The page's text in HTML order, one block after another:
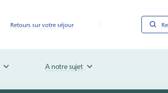
Retours sur votre séjour
A notre sujet